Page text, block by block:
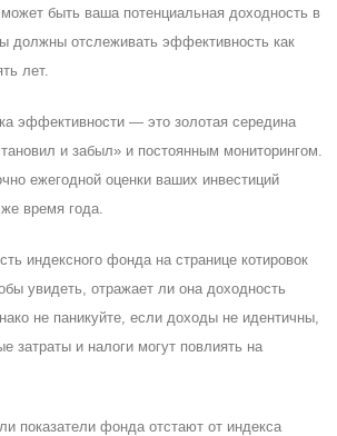
быть ваша потенциальная доходность в
должны отслеживать эффективность как
лет.
эффективности — это золотая середина
и забыл» и постоянным мониторингом.
ежегодной оценки ваших инвестиций
время года.
индексного фонда на странице котировок
увидеть, отражает ли она доходность
не паникуйте, если доходы не идентичны,
затраты и налоги могут повлиять на
показатели фонда отстают от индекса